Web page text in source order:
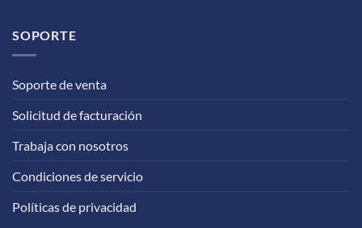
SOPORTE
Soporte de venta
Solicitud de facturación
Trabaja con nosotros
Condiciones de servicio
Políticas de privacidad